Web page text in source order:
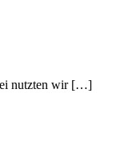
nutzten wir […]